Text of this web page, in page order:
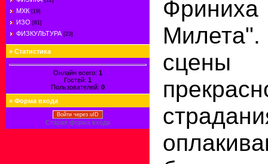
МХК [19]
ИЗО [61]
ФИЗКУЛЬТУРА [23]
» Статистика
Онлайн всего: 1
Гостей: 1
Пользователей: 0
» Форма входа
Войти через uID
Старая форма входа